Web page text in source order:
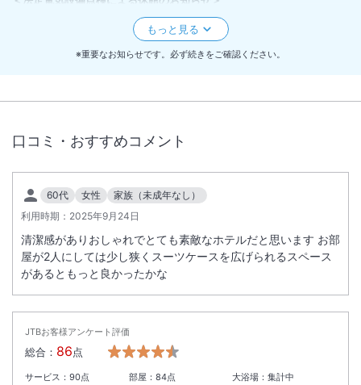
法定電気設備点検の為、休館させていただきます。
11/23ご宿泊のお客様のチェックアウトが終了次第、クローズとなりま
※重要なお知らせです。必ず続きをご確認ください。
口コミ・おすすめコメント
60代 女性
家族（未成年なし）
利用時期： 2025年9月24日
清潔感がありおしゃれでとても素敵なホテルだと思います お部
屋が2人にしては少し狭くスーツケースを広げられるスペース
があるともっと良かったかな
JTBお客様アンケート評価
総合： 86点
サービス： 90点 部屋： 84点 大浴場：集計中